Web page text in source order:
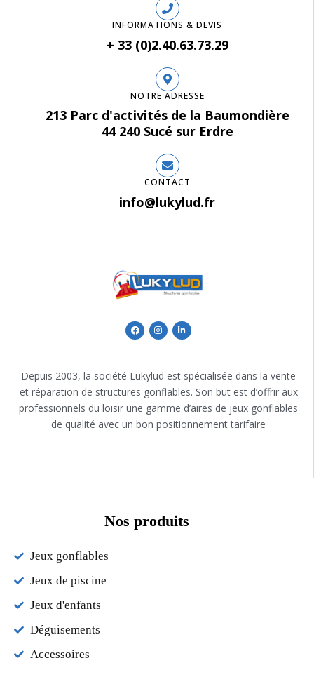
INFORMATIONS & DEVIS
+ 33 (0)2.40.63.73.29
NOTRE ADRESSE
213 Parc d'activités de la Baumondière
44 240 Sucé sur Erdre
CONTACT
info@lukylud.fr
Depuis 2003, la société Lukylud est spécialisée dans la vente
et réparation de structures gonflables. Son but est d’offrir aux
professionnels du loisir une gamme d’aires de jeux gonflables
de qualité avec un bon positionnement tarifaire
Nos produits
Jeux gonflables
Jeux de piscine
Jeux d'enfants
Déguisements
Accessoires